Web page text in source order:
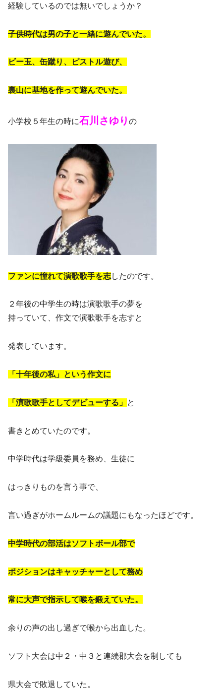
経験しているのでは無いでしょうか？
子供時代は男の子と一緒に遊んでいた。
ビー玉、缶蹴り、ピストル遊び、
裏山に基地を作って遊んでいた。
小学校５年生の時に石川さゆり の
ファンに憧れて演歌歌手を志したのです。
２年後の中学生の時は演歌歌手の夢を
持っていて、作文で演歌歌手を志すと
発表しています。
「十年後の私」という作文に
「演歌歌手としてデビューする」 と
書きとめていたのです。
中学時代は学級委員を務め、生徒に
はっきりものを言う事で、
言い過ぎがホームルームの議題にもなったほどです。
中学時代の部活はソフトボール部で
ポジションはキャッチャーとして務め
常に大声で指示して喉を鍛えていた。
余りの声の出し過ぎで喉から出血した。
ソフト大会は中２・中３と連続郡大会を制しても
県大会で敗退していた。